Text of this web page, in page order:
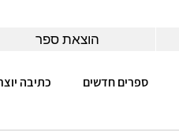
הוצאת ספר
ספרים חדשים כתיבה